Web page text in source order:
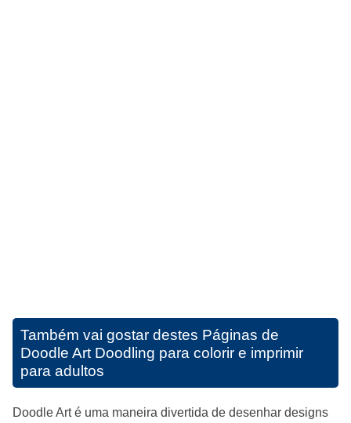
Também vai gostar destes Páginas de
Doodle Art Doodling para colorir e imprimir
para adultos
Doodle Art é uma maneira divertida de desenhar designs